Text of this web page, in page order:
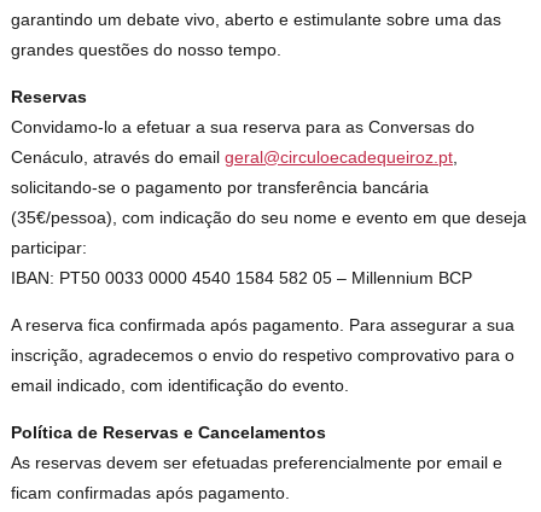
garantindo um debate vivo, aberto e estimulante sobre uma das
grandes questões do nosso tempo.
Reservas
Convidamo-lo a efetuar a sua reserva para as Conversas do
Cenáculo, através do emailgeral@circuloecadequeiroz.pt
solicitando-se o pagamento por transferência bancária
(35€/pessoa), com indicação do seu nome e evento em que deseja
participar:
IBAN: PT50 0033 0000 4540 1584 582 05 – Millennium BCP
A reserva fica confirmada após pagamento. Para assegurar a sua
inscrição, agradecemos o envio do respetivo comprovativo para o
email indicado, com identificação do evento.
Política de Reservas e Cancelamentos
As reservas devem ser efetuadas preferencialmente por email e
ficam confirmadas após pagamento.